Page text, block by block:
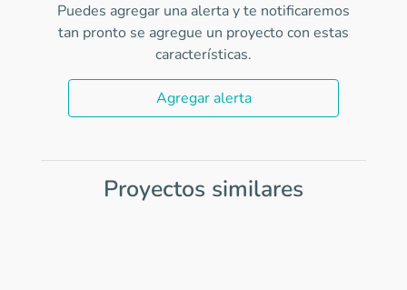
Puedes agregar una alerta y te notificaremos
tan pronto se agregue un proyecto con estas
características.
Agregar alerta
Proyectos similares